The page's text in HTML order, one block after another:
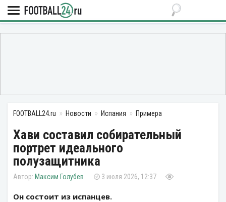
FOOTBALL24.ru Новости Испания Примера
Хави составил собирательный
портрет идеального
полузащитника
Максим Голубев 3 июля 2026, 12:37
Он состоит из испанцев.